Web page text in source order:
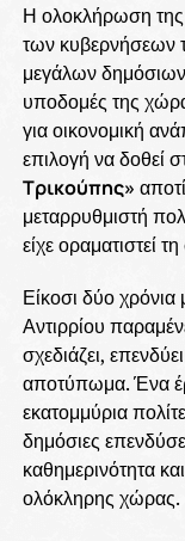
Η ολοκλήρωση της
των κυβερνήσεων
μεγάλων
υποδομές της
για οικονομική
επιλογή να δοθεί
Τρικούπης»
μεταρρυθμιστή
είχε οραματιστεί
Είκοσι δύο χρόνια
Αντιρρίου
σχεδιάζει,
αποτύπωμα. Ένα
εκατομμύρια
δημόσιες
καθημερινότητα
ολόκληρης χώρας.